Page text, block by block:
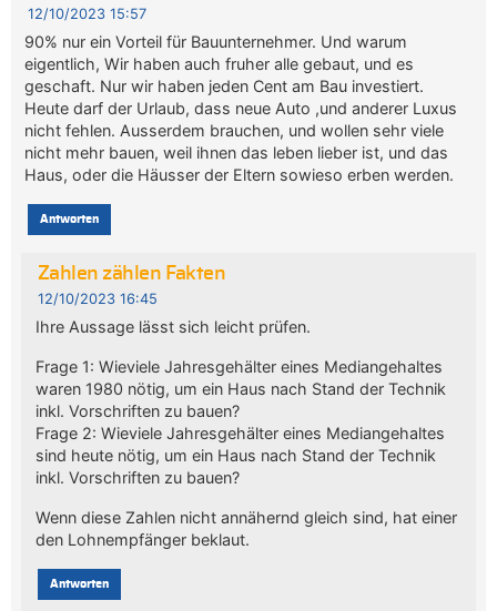
12/10/2023 15:57
90% nur ein Vorteil für Bauunternehmer. Und warum
eigentlich, Wir haben auch fruher alle gebaut, und es
geschaft. Nur wir haben jeden Cent am Bau investiert.
Heute darf der Urlaub, dass neue Auto ,und anderer Luxus
nicht fehlen. Ausserdem brauchen, und wollen sehr viele
nicht mehr bauen, weil ihnen das leben lieber ist, und das
Haus, oder die Häusser der Eltern sowieso erben werden.
Antworten
Zahlen zählen Fakten
12/10/2023 16:45
Ihre Aussage lässt sich leicht prüfen.
Frage 1: Wieviele Jahresgehälter eines Mediangehaltes
waren 1980 nötig, um ein Haus nach Stand der Technik
inkl. Vorschriften zu bauen?
Frage 2: Wieviele Jahresgehälter eines Mediangehaltes
sind heute nötig, um ein Haus nach Stand der Technik
inkl. Vorschriften zu bauen?
Wenn diese Zahlen nicht annähernd gleich sind, hat einer
den Lohnempfänger beklaut.
Antworten